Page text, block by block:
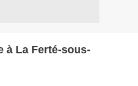
à La Ferté-sous-